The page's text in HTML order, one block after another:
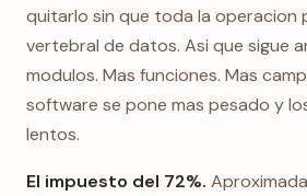
quitarlo sin que toda la operacion
vertebral de datos. Asi que sigue
modulos. Mas funciones. Mas
software se pone mas pesado y
lentos.
El impuesto del 72%.